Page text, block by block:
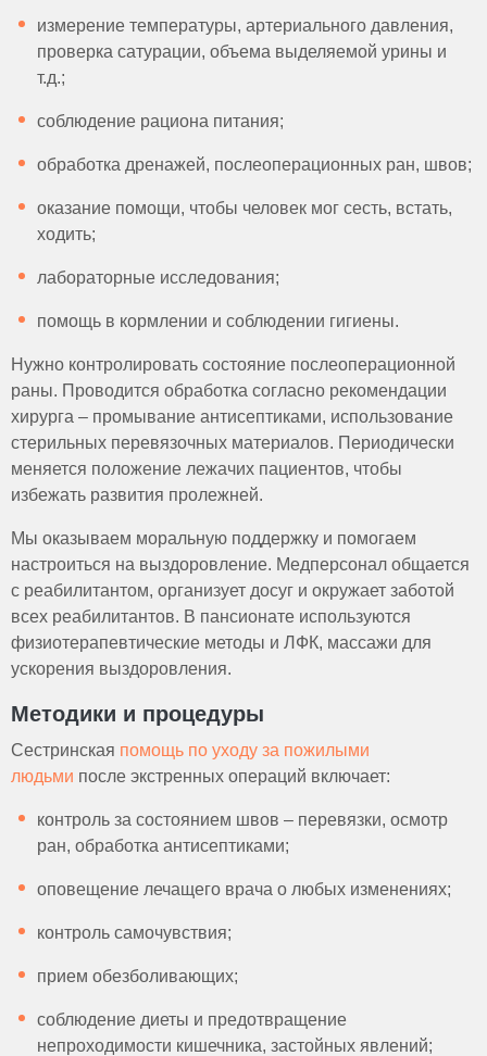
измерение температуры, артериального давления,
проверка сатурации, объема выделяемой урины и
т.д.;
соблюдение рациона питания;
обработка дренажей, послеоперационных ран, швов;
оказание помощи, чтобы человек мог сесть, встать,
ходить;
лабораторные исследования;
помощь в кормлении и соблюдении гигиены.
Нужно контролировать состояние послеоперационной
раны. Проводится обработка согласно рекомендации
хирурга – промывание антисептиками, использование
стерильных перевязочных материалов. Периодически
меняется положение лежачих пациентов, чтобы
избежать развития пролежней.
Мы оказываем моральную поддержку и помогаем
настроиться на выздоровление. Медперсонал общается
с реабилитантом, организует досуг и окружает заботой
всех реабилитантов. В пансионате используются
физиотерапевтические методы и ЛФК, массажи для
ускорения выздоровления.
Методики и процедуры
Сестринская помощь по уходу за пожилыми
людьми после экстренных операций включает:
контроль за состоянием швов – перевязки, осмотр
ран, обработка антисептиками;
оповещение лечащего врача о любых изменениях;
контроль самочувствия;
прием обезболивающих;
соблюдение диеты и предотвращение
непроходимости кишечника, застойных явлений;